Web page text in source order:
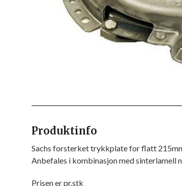
Produktinfo
Sachs forsterket trykkplate for flatt
Anbefales i kombinasjon med sinterlamell
Prisen er pr.stk